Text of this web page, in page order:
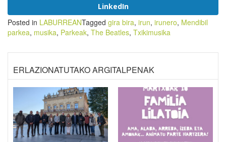
LinkedIn
Posted in LABURREANTagged gira bira, irun, irunero, Mendibil
parkea, musika, Parkeak, The Beatles, Txikimusika
ERLAZIONATUTAKO ARGITALPENAK